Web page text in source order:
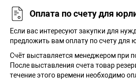
Оплата по счету для
Если вас интересуют закупки для
предложить вам оплату по счету для
Счёт выставляется менеджером при
После выставления счета товар
течение этого времени необходимо